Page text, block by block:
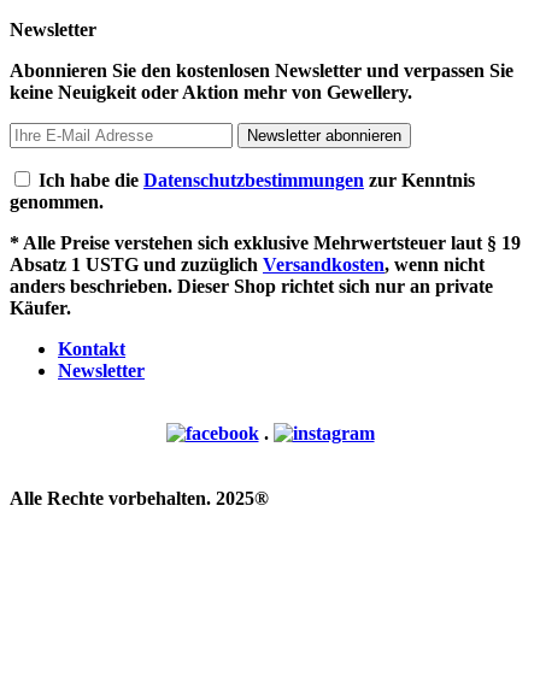
Newsletter
Abonnieren Sie den kostenlosen Newsletter und verpassen Sie
keine Neuigkeit oder Aktion mehr von Gewellery.
Newsletter abonnieren
Ich habe die Datenschutzbestimmungen zur Kenntnis
genommen.
* Alle Preise verstehen sich exklusive Mehrwertsteuer laut § 19
Absatz 1 USTG und zuzüglich Versandkosten, wenn nicht
anders beschrieben. Dieser Shop richtet sich nur an private
Käufer.
Kontakt
Newsletter
.
Alle Rechte vorbehalten. 2025®